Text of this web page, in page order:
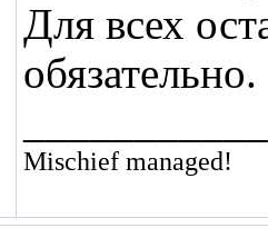
Для всех
обязательно.
Mischief managed!